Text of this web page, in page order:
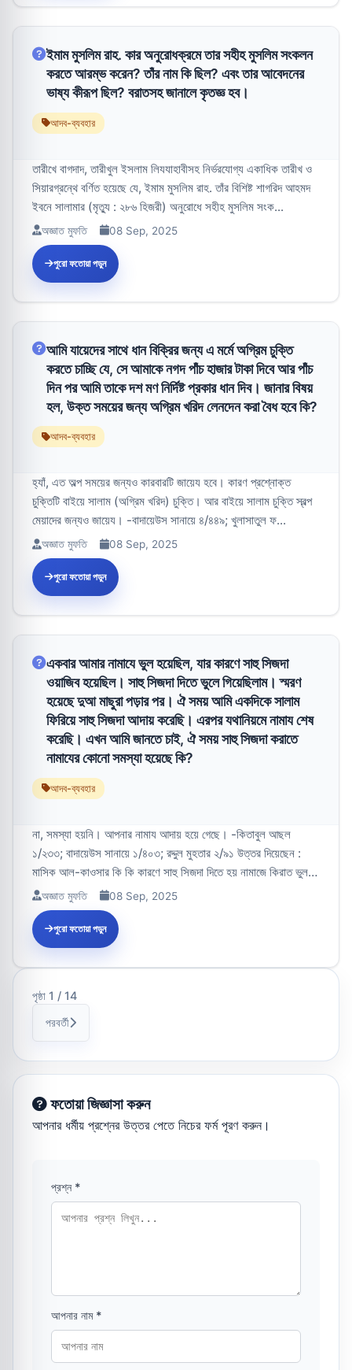
ইমাম মুসলিম রাহ. কার অনুরোধক্রমে তার সহীহ মুসলিম সংকলন
করতে আরম্ভ করেন? তাঁর নাম কি ছিল? এবং তার আবেদনের
ভাষ্য কীরূপ ছিল? বরাতসহ জানালে কৃতজ্ঞ হব।
আদব-ব্যবহার
তারীখে বাগদাদ, তারীখুল ইসলাম লিযযাহাবীসহ নির্ভরযোগ্য একাধিক তারীখ ও
সিয়ারগ্রন্থে বর্ণিত হয়েছে যে, ইমাম মুসলিম রাহ. তাঁর বিশিষ্ট শাগরিদ আহমদ
ইবনে সালামার (মৃত্যু : ২৮৬ হিজরী) অনুরোধে সহীহ মুসলিম সংক...
অজ্ঞাত মুফতি 08 Sep, 2025
পুরো ফতোয়া পড়ুন
আমি যায়েদের সাথে ধান বিক্রির জন্য এ মর্মে অগ্রিম চুক্তি
করতে চাচ্ছি যে, সে আমাকে নগদ পাঁচ হাজার টাকা দিবে আর পাঁচ
দিন পর আমি তাকে দশ মণ নির্দিষ্ট প্রকার ধান দিব। জানার বিষয়
হল, উক্ত সময়ের জন্য অগ্রিম খরিদ লেনদেন করা বৈধ হবে কি?
আদব-ব্যবহার
হ্যাঁ, এত অল্প সময়ের জন্যও কারবারটি জায়েয হবে। কারণ প্রশ্নোক্ত
চুক্তিটি বাইয়ে সালাম (অগ্রিম খরিদ) চুক্তি। আর বাইয়ে সালাম চুক্তি স্বল্প
মেয়াদের জন্যও জায়েয। -বাদায়েউস সানায়ে ৪/৪৪৯; খুলাসাতুল ফ...
অজ্ঞাত মুফতি 08 Sep, 2025
পুরো ফতোয়া পড়ুন
একবার আমার নামাযে ভুল হয়েছিল, যার কারণে সাহু সিজদা
ওয়াজিব হয়েছিল। সাহু সিজদা দিতে ভুলে গিয়েছিলাম। স্মরণ
হয়েছে দুআ মাছুরা পড়ার পর। ঐ সময় আমি একদিকে সালাম
ফিরিয়ে সাহু সিজদা আদায় করেছি। এরপর যথানিয়মে নামায শেষ
করেছি। এখন আমি জানতে চাই, ঐ সময় সাহু সিজদা করাতে
নামাযের কোনো সমস্যা হয়েছে কি?
আদব-ব্যবহার
না, সমস্যা হয়নি। আপনার নামায আদায় হয়ে গেছে। -কিতাবুল আছল
১/২৩৩; বাদায়েউস সানায়ে ১/৪০৩; রদ্দুল মুহতার ২/৯১ উত্তর দিয়েছেন :
মাসিক আল-কাওসার কি কি কারণে সাহু সিজদা দিতে হয় নামাজে কিরাত ভুল
হলে করণ...
অজ্ঞাত মুফতি 08 Sep, 2025
পুরো ফতোয়া পড়ুন
পৃষ্ঠা 1 / 14
পরবর্তী
ফতোয়া জিজ্ঞাসা করুন
আপনার ধর্মীয় প্রশ্নের উত্তর পেতে নিচের ফর্ম পূরণ করুন।
প্রশ্ন *
আপনার নাম *